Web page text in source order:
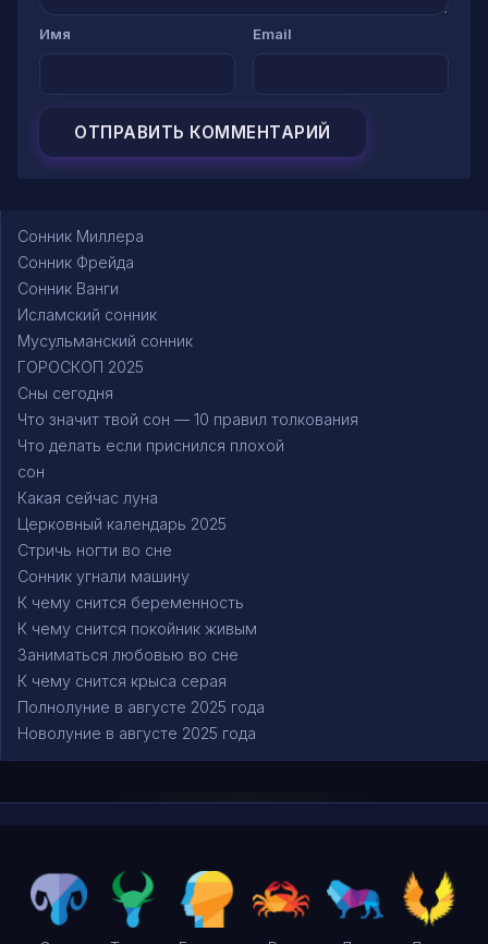
Имя Email
Сонник Миллера
Сонник Фрейда
Сонник Ванги
Исламский сонник
Мусульманский сонник
ГОРОСКОП 2025
Сны сегодня
Что значит твой сон — 10 правил толкования
Что делать если приснился плохой
сон
Какая сейчас луна
Церковный календарь 2025
Стричь ногти во сне
Сонник угнали машину
К чему снится беременность
К чему снится покойник живым
Заниматься любовью во сне
К чему снится крыса серая
Полнолуние в августе 2025 года
Новолуние в августе 2025 года